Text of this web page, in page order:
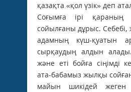
қазақта «қол үзік» деп
Соғымға ірі қараның
сойылғаны дұрыс. Себебі,
адамның күш-қуатын
сырқаудың алдын
және еті бойға сіңімді
ата-бабамыз жылқы
майын шикідей жеген